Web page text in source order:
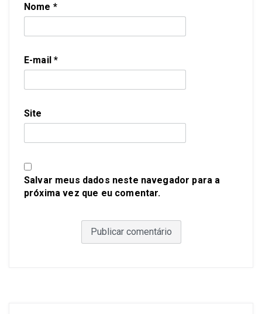
Nome *
E-mail*
Site
Salvar meus dados neste navegador para a
próxima vez que eu comentar.